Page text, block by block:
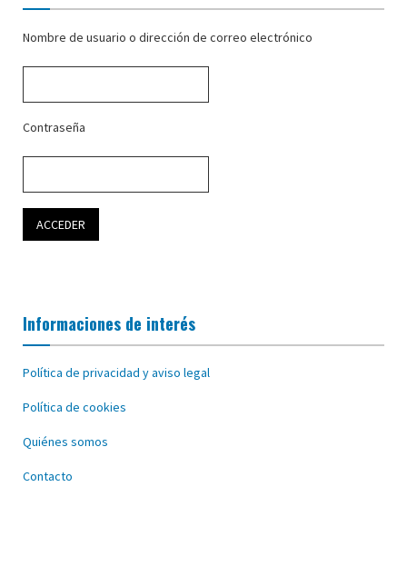
Nombre de usuario o dirección de correo electrónico
Contraseña
Informaciones de interés
Política de privacidad y aviso legal
Política de cookies
Quiénes somos
Contacto